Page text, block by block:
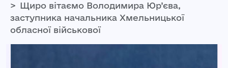
Щиро вітаємо Володимира Юр’єва,
заступника начальника Хмельницької
обласної військової